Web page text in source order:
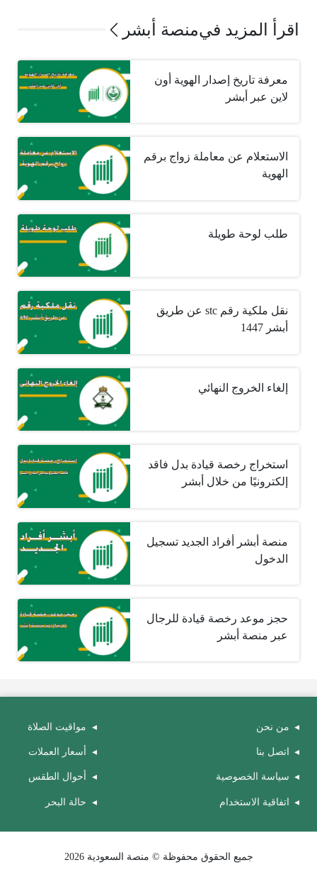
اقرأ المزيد فيمنصة أبشر
معرفة تاريخ إصدار الهوية أون
لاين عبر أبشر
الاستعلام عن معاملة زواج برقم
الهوية
طلب لوحة طويلة
نقل ملكية رقم stc عن طريق
أبشر 1447
إلغاء الخروج النهائي
استخراج رخصة قيادة بدل فاقد
إلكترونيًا من خلال أبشر
منصة أبشر أفراد الجديد تسجيل
الدخول
حجز موعد رخصة قيادة للرجال
عبر منصة أبشر
من نحن
اتصل بنا
سياسة الخصوصية
اتفاقية الاستخدام
مواقيت الصلاة
أسعار العملات
أحوال الطقس
حالة البحر
جميع الحقوق محفوظة © منصة السعودية 2026